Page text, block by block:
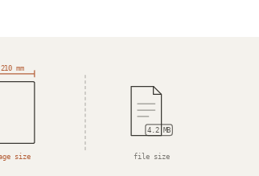
210 mm
size
4.2 MB
file size